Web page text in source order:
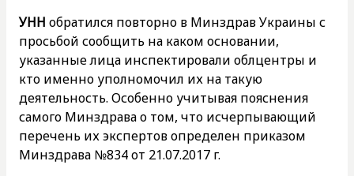
УНН обратился повторно в Минздрав Украины с
просьбой сообщить на каком основании,
указанные лица инспектировали облцентры и
кто именно уполномочил их на такую
деятельность. Особенно учитывая пояснения
самого Минздрава о том, что исчерпывающий
перечень их экспертов определен приказом
Минздрава №834 от 21.07.2017 г.